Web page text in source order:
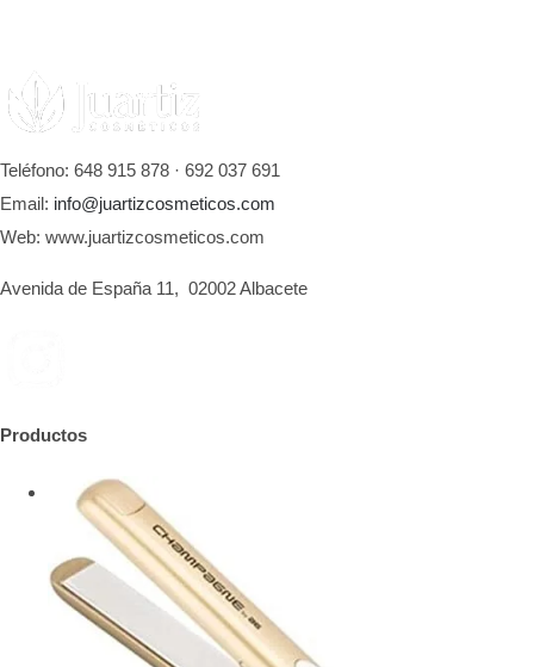
Teléfono: 648 915 878 · 692 037 691
Email: info@juartizcosmeticos.com
Web: www.juartizcosmeticos.com
Avenida de España 11, 02002 Albacete
Productos